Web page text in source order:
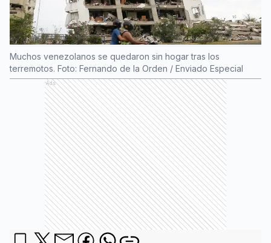
Muchos venezolanos se quedaron sin hogar tras los
terremotos. Foto: Fernando de la Orden / Enviado Especial
Ads